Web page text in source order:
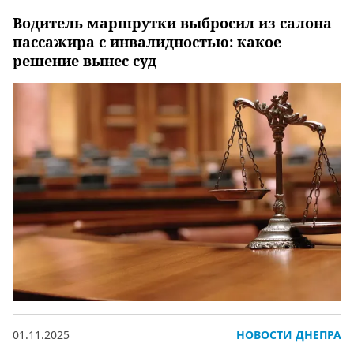
Водитель маршрутки выбросил из салона
пассажира с инвалидностью: какое
решение вынес суд
01.11.2025 НОВОСТИ ДНЕПРА